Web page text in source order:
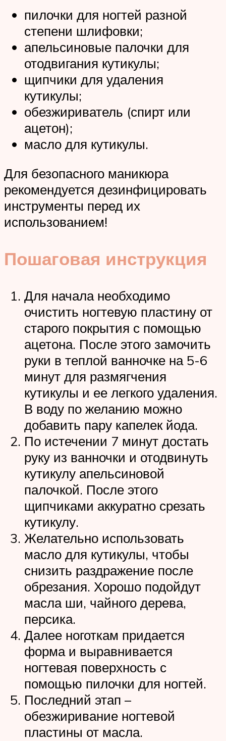
пилочки для ногтей разной
степени шлифовки;
апельсиновые палочки для
отодвигания кутикулы;
щипчики для удаления
кутикулы;
обезжириватель (спирт или
ацетон);
масло для кутикулы.
Для безопасного маникюра
рекомендуется дезинфицировать
инструменты перед их
использованием!
Пошаговая инструкция
Для начала необходимо
очистить ногтевую пластину от
старого покрытия с помощью
ацетона. После этого замочить
руки в теплой ванночке на 5-6
минут для размягчения
кутикулы и ее легкого удаления.
В воду по желанию можно
добавить пару капелек йода.
По истечении 7 минут достать
руку из ванночки и отодвинуть
кутикулу апельсиновой
палочкой. После этого
щипчиками аккуратно срезать
кутикулу.
Желательно использовать
масло для кутикулы, чтобы
снизить раздражение после
обрезания. Хорошо подойдут
масла ши, чайного дерева,
персика.
Далее ноготкам придается
форма и выравнивается
ногтевая поверхность с
помощью пилочки для ногтей.
Последний этап –
обезжиривание ногтевой
пластины от масла.